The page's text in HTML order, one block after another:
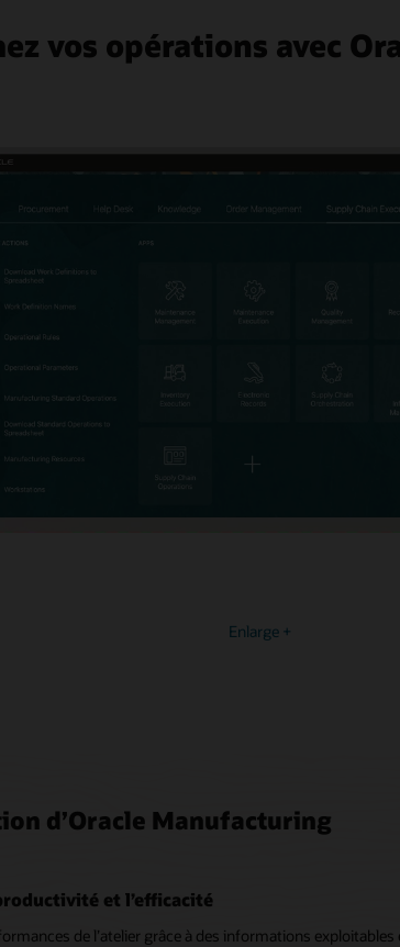
vos opérations avec
Enlarge image
+
d’Oracle Manufacturing
et l’efficacité
de l’atelier grâce à des informations exploitables